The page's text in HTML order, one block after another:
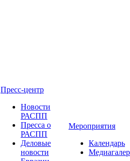
Пресс-центр
Новости
РАСПП
Пресса о
РАСПП
Деловые
новости
Мероприятия
Календарь